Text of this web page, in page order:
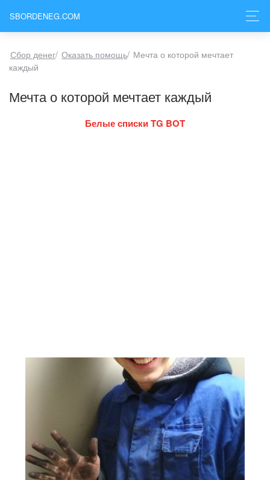
SBORDENEG.COM
Сбор денег/ Оказать помощь/ Мечта о которой мечтает
каждый
Мечта о которой мечтает каждый
Белые списки TG BOT